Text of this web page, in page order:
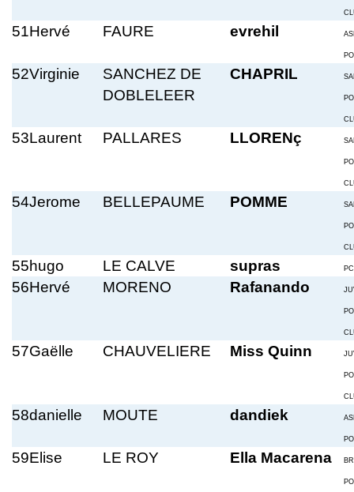
51Hervé FAURE evrehil
52Virginie
SANCHEZ DE
DOBLELEER
CHAPRIL
53Laurent PALLARES LLORENç
54Jerome BELLEPAUME POMME
55hugo LE CALVE supras
56Hervé MORENO Rafanando
57Gaëlle CHAUVELIERE Miss Quinn
58danielle MOUTE dandiek
59Elise LE ROY Ella Macarena